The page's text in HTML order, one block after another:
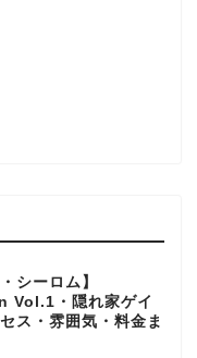
シーロム】
Vol.1・隠れ家ゲイ
ス・雰囲気・料金ま